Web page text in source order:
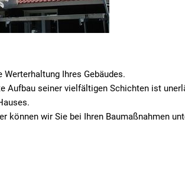
Ihres Gebäudes.
Aufbau seiner vielfältigen Schichten ist
können wir Sie bei Ihren Baumaßnahmen